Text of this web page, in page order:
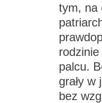
tym, na
palcu.
grały w
bez